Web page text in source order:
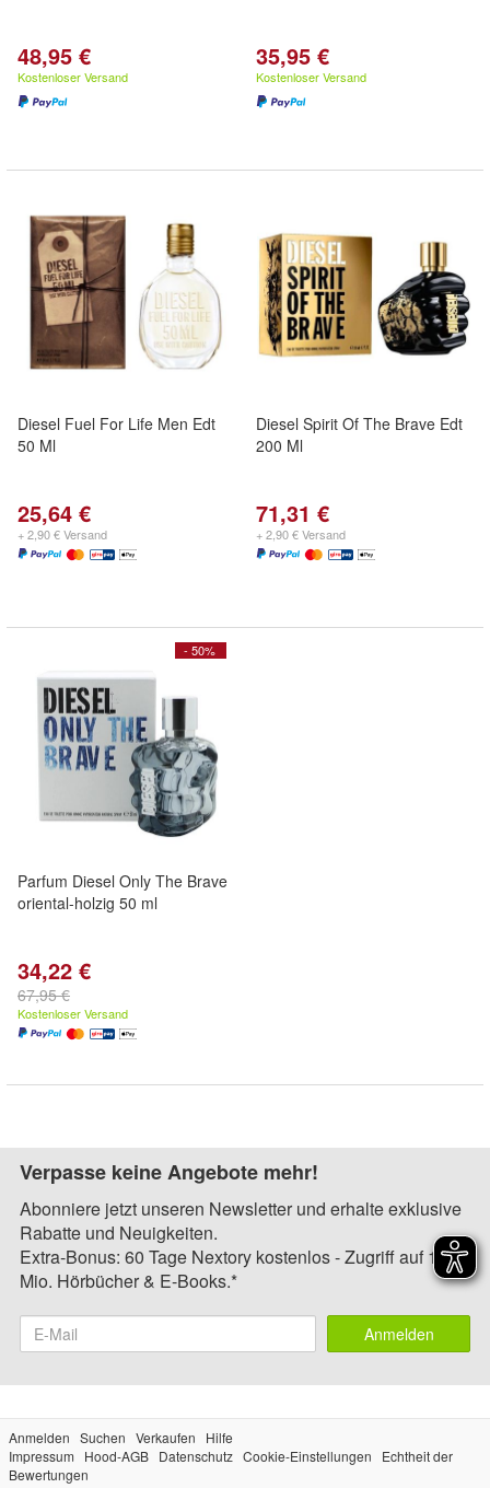
48,95 €
Kostenloser Versand
35,95 €
Kostenloser Versand
Diesel Fuel For Life Men Edt
50 Ml
25,64 €
+ 2,90 € Versand
Diesel Spirit Of The Brave Edt
200 Ml
71,31 €
+ 2,90 € Versand
- 50%
Parfum Diesel Only The Brave
oriental-holzig 50 ml
34,22 €
67,95 €
Kostenloser Versand
Verpasse keine Angebote mehr!
Abonniere jetzt unseren Newsletter und erhalte exklusive
Rabatte und Neuigkeiten.
Extra-Bonus: 60 Tage Nextory kostenlos - Zugriff auf 1,4
Mio. Hörbücher & E-Books.*
Anmelden
Anmelden Suchen Verkaufen
Hilfe
Impressum
Hood-AGB Datenschutz Cookie-Einstellungen
Echtheit der
Bewertungen